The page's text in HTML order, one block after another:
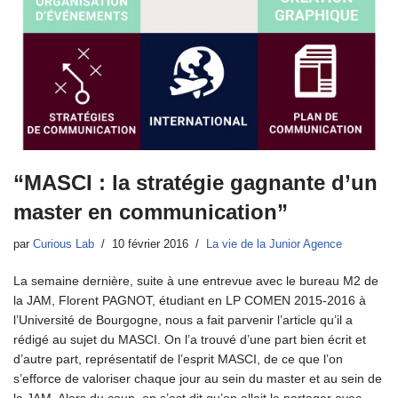
“MASCI : la stratégie gagnante d’un
master en communication”
par Curious Lab 10 février 2016 La vie de la Junior Agence
La semaine dernière, suite à une entrevue avec le bureau M2 de
la JAM, Florent PAGNOT, étudiant en LP COMEN 2015-2016 à
l’Université de Bourgogne, nous a fait parvenir l’article qu’il a
rédigé au sujet du MASCI. On l’a trouvé d’une part bien écrit et
d’autre part, représentatif de l’esprit MASCI, de ce que l’on
s’efforce de valoriser chaque jour au sein du master et au sein de